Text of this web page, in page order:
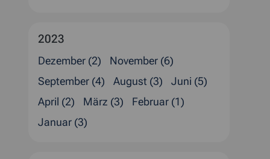
2023
Dezember (2)
November (6)
September (4)
August (3)
Juni (5)
April (2)
März (3)
Februar (1)
Januar (3)